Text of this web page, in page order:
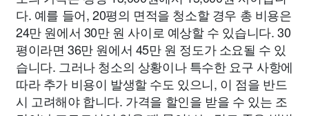
다. 예를 들어, 20평의 면적을 청소할 경우 총 비용은
24만 원에서 30만 원 사이로 예상할 수 있습니다. 30
평이라면 36만 원에서 45만 원 정도가 소요될 수 있
습니다. 그러나 청소의 상황이나 특수한 요구 사항에
따라 추가 비용이 발생할 수도 있으니, 이 점을 반드
시 고려해야 합니다. 가격을 할인을 받을 수 있는 조